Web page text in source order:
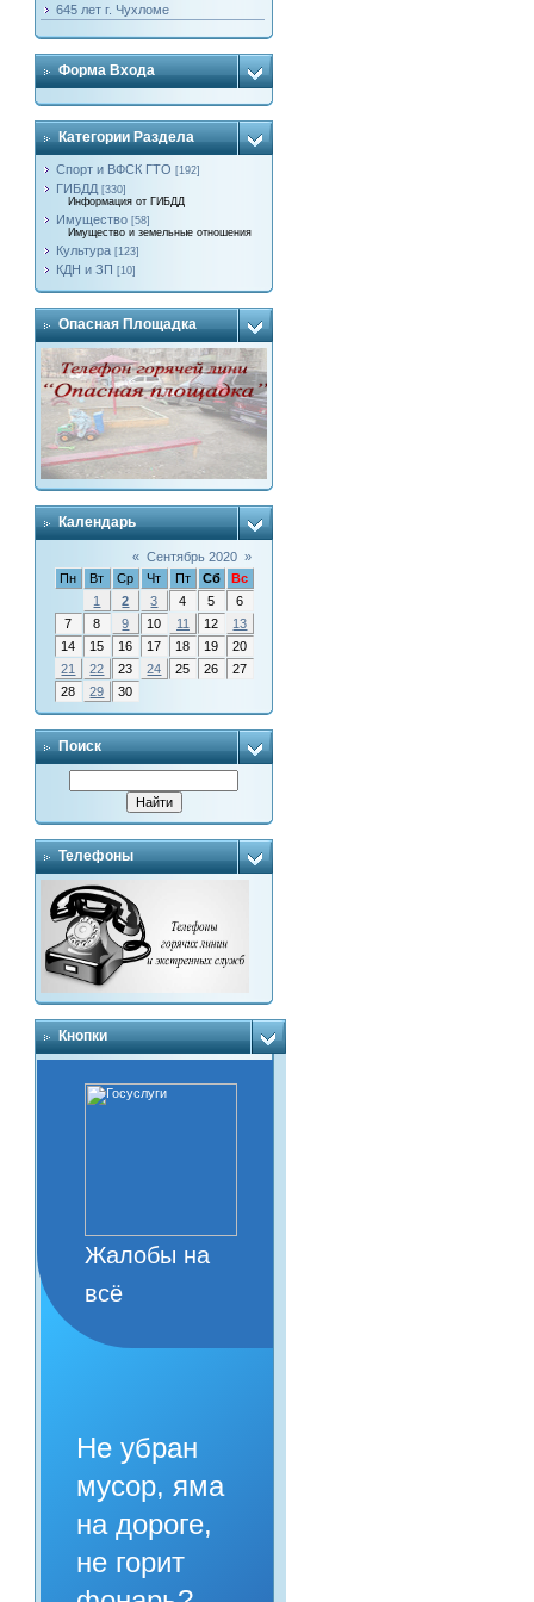
645 лет г. Чухломе
Форма Входа
Категории Раздела
Спорт и ВФСК ГТО [192]
ГИБДД [330]
Информация от ГИБДД
Имущество [58]
Имущество и земельные отношения
Культура [123]
КДН и ЗП [10]
Опасная Площадка
Календарь
« Сентябрь 2020 »
Пн
Вт Ср Чт Пт Сб
Вс
1
2 3 4 5
6
7
8 9 10 11 12
13
14
15 16 17 18 19
20
21
22 23 24 25 26
27
28
29 30
Поиск
Телефоны
Кнопки
Жалобы на
всё
Не убран
мусор, яма
на дороге,
не горит